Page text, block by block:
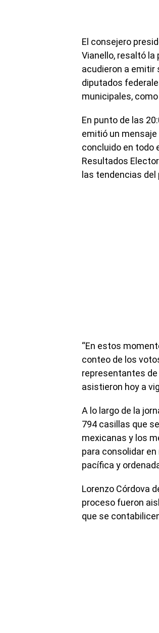
El consejero
Vianello, resaltó
acudieron a emitir
diputados
municipales,
En punto de las
emitió un
concluido en todo
Resultados
las tendencias
“En estos
conteo de los
representantes
asistieron hoy a
A lo largo de la
794 casillas que
mexicanas y los
para consolidar
pacífica y
Lorenzo Córdova
proceso fueron
que se